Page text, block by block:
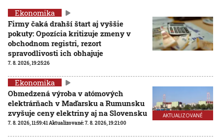
Ekonomika
Firmy čaká drahší štart aj vyššie
pokuty: Opozícia kritizuje zmeny v
obchodnom registri, rezort
spravodlivosti ich obhajuje
7. 8. 2026, 19:25:26
AKTUALIZOVANÉ
Ekonomika
Obmedzená výroba v atómových
elektrárňach v Maďarsku a Rumunsku
zvyšuje ceny elektriny aj na Slovensku
7. 8. 2026, 11:59:41Aktualizované:7. 8. 2026, 19:21:00